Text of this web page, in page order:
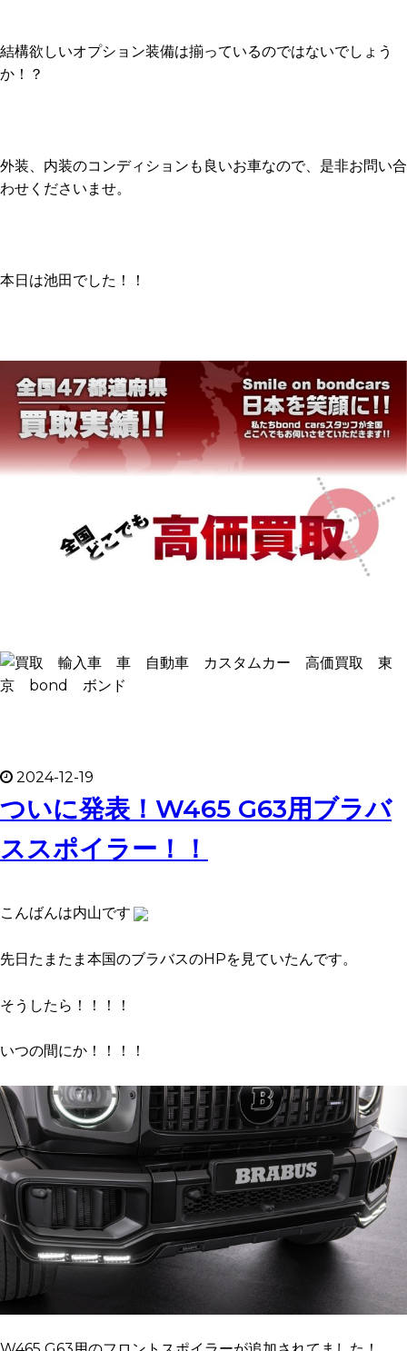
結構欲しいオプション装備は揃っているのではないでしょう
か！？
外装、内装のコンディションも良いお車なので、是非お問い合
わせくださいませ。
本日は池田でした！！
2024-12-19
ついに発表！W465 G63用ブラバ
ススポイラー！！
こんばんは内山です
先日たまたま本国のブラバスのHPを見ていたんです。
そうしたら！！！！
いつの間にか！！！！